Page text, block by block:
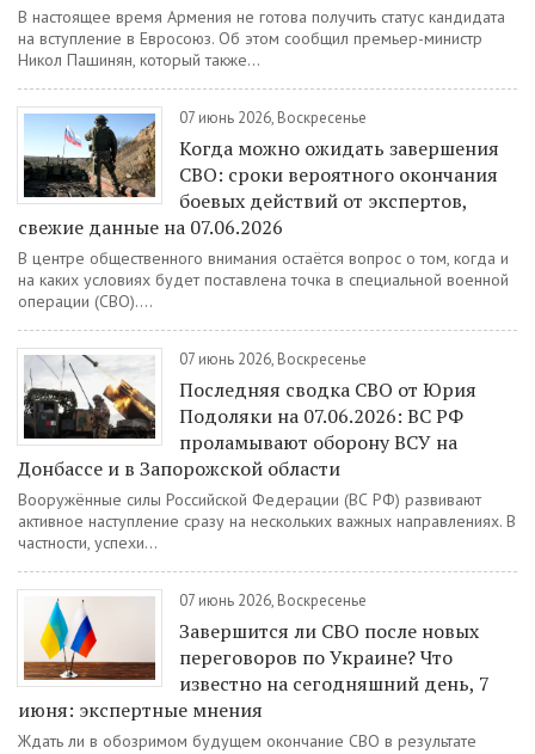
В настоящее время Армения не готова получить статус кандидата
на вступление в Евросоюз. Об этом сообщил премьер-министр
Никол Пашинян, который также...
07 июнь 2026, Воскресенье
Когда можно ожидать завершения
СВО: сроки вероятного окончания
боевых действий от экспертов,
свежие данные на 07.06.2026
В центре общественного внимания остаётся вопрос о том, когда и
на каких условиях будет поставлена точка в специальной военной
операции (СВО)....
07 июнь 2026, Воскресенье
Последняя сводка СВО от Юрия
Подоляки на 07.06.2026: ВС РФ
проламывают оборону ВСУ на
Донбассе и в Запорожской области
Вооружённые силы Российской Федерации (ВС РФ) развивают
активное наступление сразу на нескольких важных направлениях. В
частности, успехи...
07 июнь 2026, Воскресенье
Завершится ли СВО после новых
переговоров по Украине? Что
известно на сегодняшний день, 7
июня: экспертные мнения
Ждать ли в обозримом будущем окончание СВО в результате